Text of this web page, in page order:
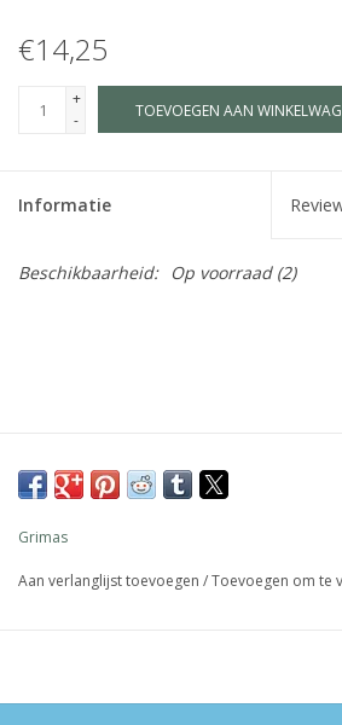
€14,25
+
-
TOEVOEGEN AAN
Informatie
Beschikbaarheid: Op voorraad(2)
Grimas
Aan verlanglijst toevoegen /Toevoegen om te